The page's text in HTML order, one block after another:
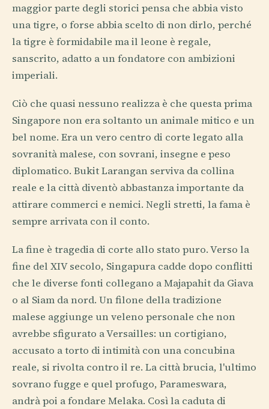
maggior parte degli storici pensa che abbia visto
una tigre, o forse abbia scelto di non dirlo, perché
la tigre è formidabile ma il leone è regale,
sanscrito, adatto a un fondatore con ambizioni
imperiali.
Ciò che quasi nessuno realizza è che questa prima
Singapore non era soltanto un animale mitico e un
bel nome. Era un vero centro di corte legato alla
sovranità malese, con sovrani, insegne e peso
diplomatico. Bukit Larangan serviva da collina
reale e la città diventò abbastanza importante da
attirare commerci e nemici. Negli stretti, la fama è
sempre arrivata con il conto.
La fine è tragedia di corte allo stato puro. Verso la
fine del XIV secolo, Singapura cadde dopo conflitti
che le diverse fonti collegano a Majapahit da Giava
o al Siam da nord. Un filone della tradizione
malese aggiunge un veleno personale che non
avrebbe sfigurato a Versailles: un cortigiano,
accusato a torto di intimità con una concubina
reale, si rivolta contro il re. La città brucia, l'ultimo
sovrano fugge e quel profugo, Parameswara,
andrà poi a fondare Melaka. Così la caduta di